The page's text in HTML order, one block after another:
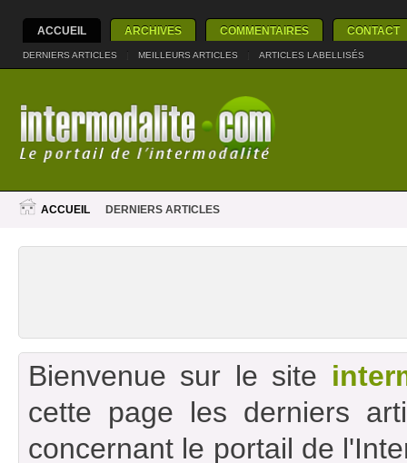
ACCUEIL ARCHIVES COMMENTAIRES CONTACT
DERNIERS ARTICLES | MEILLEURS ARTICLES | ARTICLES LABELLISÉS
ACCUEIL DERNIERS ARTICLES
Bienvenue sur le site
cette page les derniers
concernant le portail de